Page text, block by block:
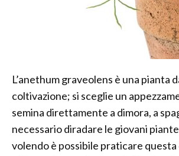
L’anethum graveolens è una pianta
coltivazione; si sceglie un
semina direttamente a dimora, a
necessario diradare le giovani
volendo è possibile praticare